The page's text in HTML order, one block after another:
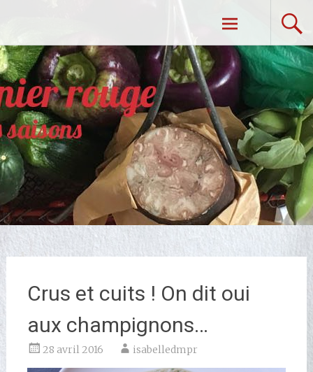
contenu
principal
Crus et cuits ! On dit oui
aux champignons…
28 avril 2016 isabelledmpr